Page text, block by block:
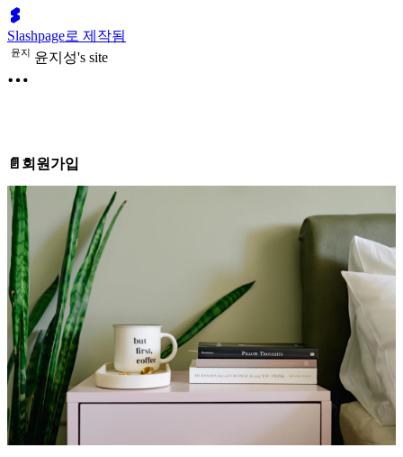
Slashpage로 제작됨
윤지 윤지성's site
📄회원가입